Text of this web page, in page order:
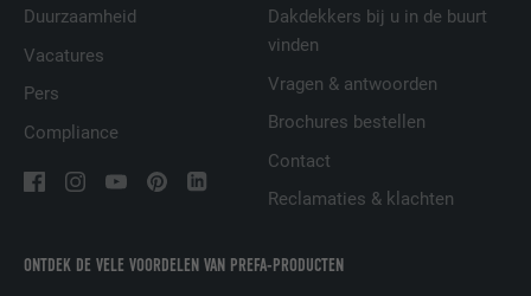
ONTDEK DE VELE VOORDELEN VAN PREFA-PRODUCTEN
Duurzaamheid
Vacatures
Pers
Compliance
Dakdekkers bij u in de buurt
vinden
Vragen & antwoorden
Brochures bestellen
Contact
Reclamaties & klachten
VERVALTIJD
LinkedIn voor het volgen van het gebruik
van ingebedde diensten.
NAAM UserMatchHistory